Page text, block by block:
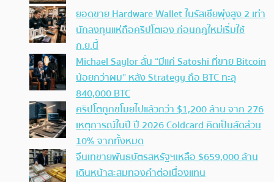
ยอดขาย Hardware Wallet ในรัสเซียพุ่งสูง 2 เท่า
นักลงทุนแห่ถือคริปโตเอง ก่อนกฎใหม่เริ่มใช้
ก.ย.นี้
Michael Saylor ลั่น “มีแค่ Satoshi ที่ขาย Bitcoin
น้อยกว่าผม” หลัง Strategy ถือ BTC ทะลุ
840,000 BTC
คริปโตถูกขโมยไปแล้วกว่า $1,200 ล้าน จาก 276
เหตุการณ์ในปี ปี 2026 Coldcard คิดเป็นสัดส่วน
10% จากทั้งหมด
จีนเทขายพันธบัตรสหรัฐฯเหลือ $659,000 ล้าน
เดินหน้าสะสมทองคำต่อเนื่องแทน